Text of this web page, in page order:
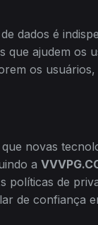
dados é
ajudem os
os
novas
a
políticas de
de confiança